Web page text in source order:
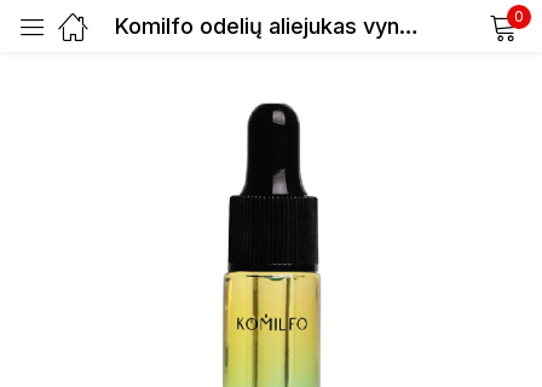
Komilfo odelių aliejukas vynuogių kvapo 10ml 0
Prisiminti slaptažodį
Pamiršote slaptažodį?